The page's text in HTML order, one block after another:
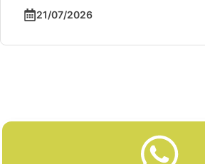
21/07/2026